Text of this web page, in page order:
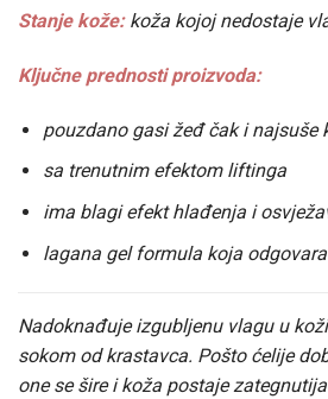
Stanje kože:koža kojoj nedostaje
Ključne prednosti proizvoda:
pouzdano gasi žeđ čak i najsuše
sa trenutnim efektom liftinga
ima blagi efekt hlađenja i
lagana gel formula koja
Nadoknađuje izgubljenu vlagu u
sokom od krastavca. Pošto ćelije
one se šire i koža postaje